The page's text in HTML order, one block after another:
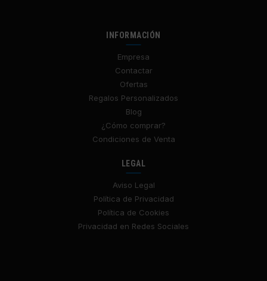
INFORMACIÓN
Empresa
Contactar
Ofertas
Regalos Personalizados
Blog
¿Cómo comprar?
Condiciones de Venta
LEGAL
Aviso Legal
Política de Privacidad
Política de Cookies
Privacidad en Redes Sociales